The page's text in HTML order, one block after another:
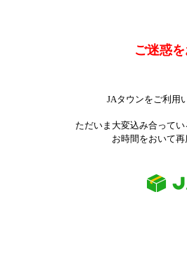
ご迷惑
JAタウンをご利用
ただいま大変込み合って
お時間をおいて